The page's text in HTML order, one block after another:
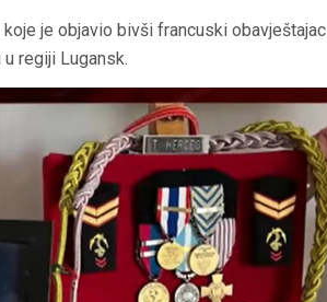
koje je objavio bivši francuski obavještajac
regiji Lugansk.